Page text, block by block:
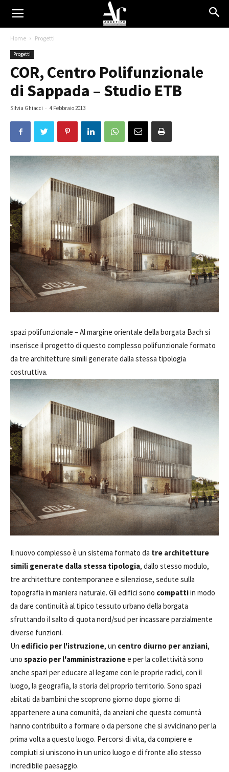
Home Progetti
Progetti
COR, Centro Polifunzionale
di Sappada – Studio ETB
Silvia Ghiacci - 4 Febbraio 2013
spazi polifunzionale –Al margine orientale della borgata Bach si
inserisce il progetto di questo complesso polifunzionale formato
da tre architetture simili generate dalla stessa tipologia
costruttiva.
Il nuovo complesso è un sistema formato da tre architetture
simili generate dalla stessa tipologia, dallo stesso modulo,
tre architetture contemporanee e silenziose, sedute sulla
topografia in maniera naturale. Gli edifici sono compattiin modo
da dare continuità al tipico tessuto urbano della borgata
sfruttando il salto di quota nord/sud per incassare parzialmente
diverse funzioni.
Un edificio per l'istruzione, un centro diurno per anziani,
uno spazio per l'amministrazionee per la collettività sono
anche spazi per educare al legame con le proprie radici, con il
luogo, la geografia, la storia del proprio territorio. Sono spazi
abitati da bambini che scoprono giorno dopo giorno di
appartenere a una comunità, da anziani che questa comuntà
hanno contribuito a formare o da persone che si avvicinano per la
prima volta a questo luogo. Percorsi di vita, da compiere e
compiuti si uniscono in un unico luogo e di fronte allo stesso
incredibile paesaggio.